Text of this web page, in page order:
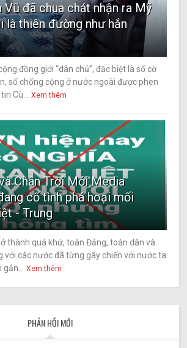
Vũ đã chua chát nhận ra Mỹ
là thiên đường như hắn
đồng giới “dân chủ”, đặc biệt là số cờ
số chống cộng ở nước ngoài được phen
Cù...
Xem thêm
Chân Trời Mới Media
cố tình phá hoại mối
- Trung
thành quá khứ, toàn Đảng, toàn dân và
với các nước đã từng gây chiến với nước ta
Xem thêm
PHẢN HỒI MỚI